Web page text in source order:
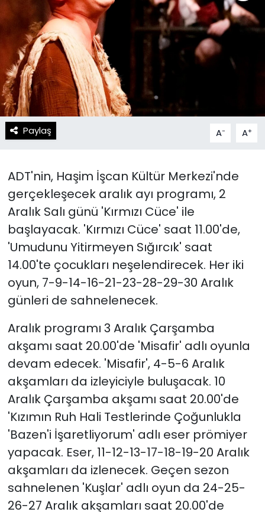
Paylaş A- A+
ADT'nin, Haşim İşcan Kültür Merkezi'nde
gerçekleşecek aralık ayı programı, 2
Aralık Salı günü 'Kırmızı Cüce' ile
başlayacak. 'Kırmızı Cüce' saat 11.00'de,
'Umudunu Yitirmeyen Sığırcık' saat
14.00'te çocukları neşelendirecek. Her iki
oyun, 7-9-14-16-21-23-28-29-30 Aralık
günleri de sahnelenecek.
Aralık programı 3 Aralık Çarşamba
akşamı saat 20.00'de 'Misafir' adlı oyunla
devam edecek. 'Misafir', 4-5-6 Aralık
akşamları da izleyiciyle buluşacak. 10
Aralık Çarşamba akşamı saat 20.00'de
'Kızımın Ruh Hali Testlerinde Çoğunlukla
'Bazen'i İşaretliyorum' adlı eser prömiyer
yapacak. Eser, 11-12-13-17-18-19-20 Aralık
akşamları da izlenecek. Geçen sezon
sahnelenen 'Kuşlar' adlı oyun da 24-25-
26-27 Aralık akşamları saat 20.00'de
Teknoloji
Resmi İlanlar
Yaşam
Künye
Gizlilik Sözleşmesi
İletişim